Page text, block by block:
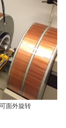
面外旋转
80Fe 20
[1]